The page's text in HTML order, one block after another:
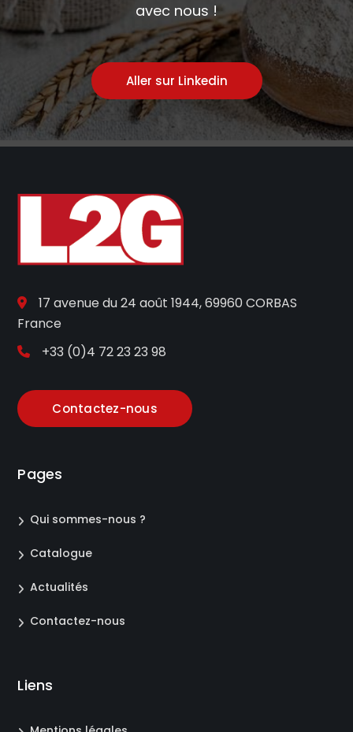
avec nous !
Aller sur Linkedin
17 avenue du 24 août 1944, 69960 CORBAS
France
+33 (0)4 72 23 23 98
Contactez-nous
Pages
Qui sommes-nous ?
Catalogue
Actualités
Contactez-nous
Liens